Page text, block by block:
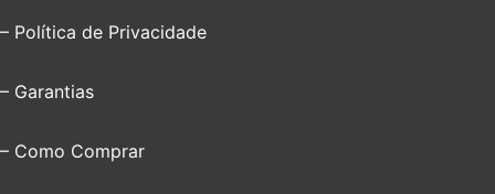
– Política de Privacidade
– Garantias
– Como Comprar